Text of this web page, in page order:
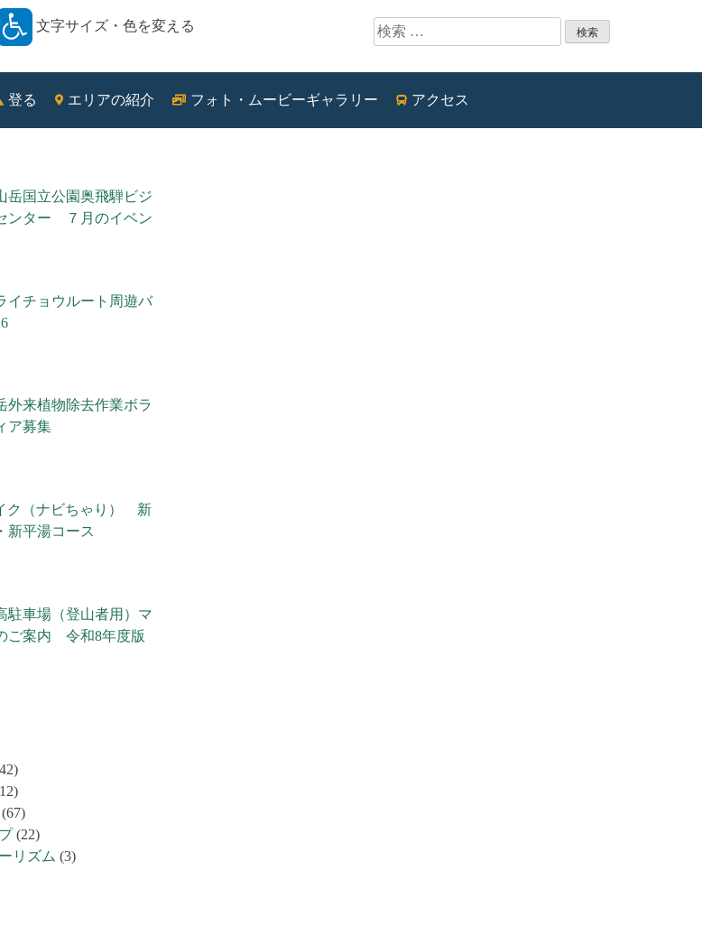
文字サイズ・色を変える 検索:
登る エリアの紹介 フォト・ムービーギャラリー アクセス
岳国立公園奥飛騨ビジ
ンター ７月のイベン
イチョウルート周遊バ
外来植物除去作業ボラ
ア募集
ク（ナビちゃり） 新
新平湯コース
駐車場（登山者用）マ
ご案内 令和8年度版
(67)
(22)
リズム (3)